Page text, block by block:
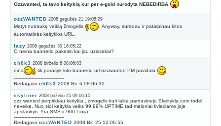
Ozzwanted, ta tavo keityklą kur per e-gold nurodyta NEBEDIRBA
ozzWANTED 2008 gegužės 21 19:05:29
Matyt nutraukę veiklą žmogelis
. Anyway, suradau ir patalpinau kitos
automatinės keityklos URL.
lazy 2008 gegužės 30 16:05:22
O neina bannerio pakeisti kai jau uzsisakai?
ch0k3 2008 birželio 6 08:06:03
eina
tik parasyk kito bannerio url ozzwanted PM pavidalu
----------------------------------
Redagavo ch0k3 2008 Bir. 6 08:06:30
skyliner 2008 birželio 25 09:06:15
ozz wanted perpirkkau keitykla , zmogelis kuri laika pardavinejo Ekeitykla.com todel
neveike. Nuo siol keitykla veiks 99.99% UPTIME tad maloniai kvieciame joje
apsilankyti. Yra SMS ir 900 Linija.
----------------------------------
Redagavo ozzWANTED 2008 Bir. 25 12:06:55